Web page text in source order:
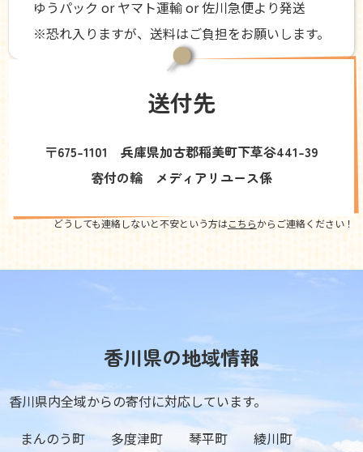
ゆうパック or ヤマト運輸 or 佐川急便より発送
※恐れ入りますが、送料はご負担をお願いします。
送付先
〒675-1101 兵庫県加古郡稲美町下草谷441-39
寄付の輪 メディアリユース係
どうしても連絡しないと不安という方はこちらからご連絡ください！
香川県の地域情報
香川県内全域からの寄付に対応しています。
まんのう町
多度津町 琴平町
綾川町